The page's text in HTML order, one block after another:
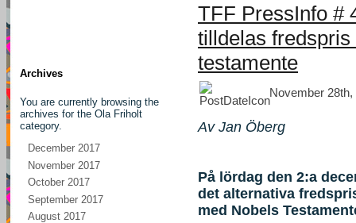
Archives
You are currently browsing the
archives for the Ola Friholt
category.
December 2017
November 2017
October 2017
September 2017
August 2017
TFF PressInfo #
tilldelas
testamente
November
Av Jan Öberg
På lördag den 2:a
det alternativa
med Nobels